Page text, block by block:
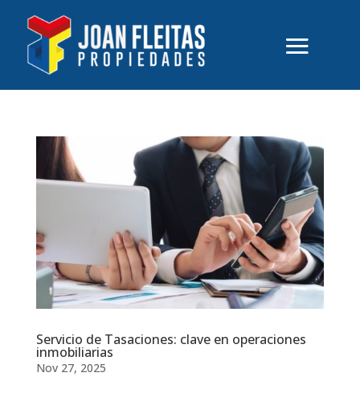
Servicio de Tasaciones: clave en operaciones
inmobiliarias
Nov 27, 2025